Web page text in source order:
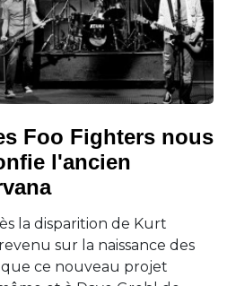
Foo Fighters nous
l'ancien
la disparition de Kurt
sur la naissance des
ce nouveau projet